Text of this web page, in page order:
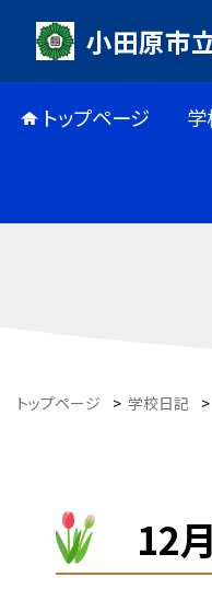
小田原市
トップページ
トップページ > 学校日記 >
12